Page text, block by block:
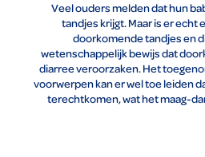
Veel ouders melden dat hun
tandjes krijgt. Maar is er echt
doorkomende tandjes en
wetenschappelijk bewijs dat
diarree veroorzaken. Het
voorwerpen kan er wel toe leiden
terechtkomen, wat het maag-